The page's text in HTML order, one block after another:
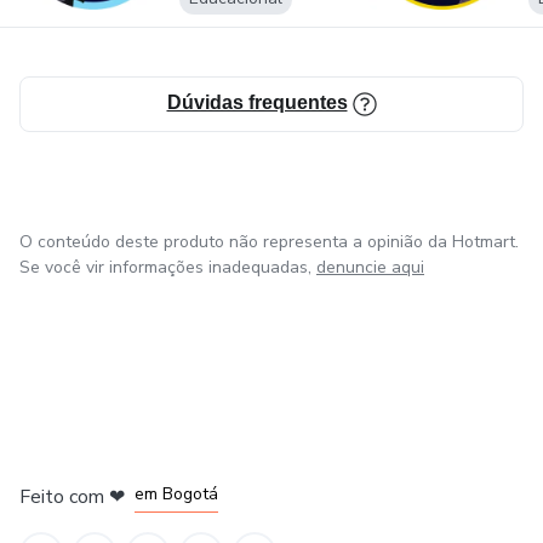
Clique, estude e faça de 2026 o ano da sua aprovação! 🚓
Dúvidas frequentes
O conteúdo deste produto não representa a opinião da Hotmart.
Se você vir informações inadequadas, denuncie aqui
Feito com ❤ em Bogotá